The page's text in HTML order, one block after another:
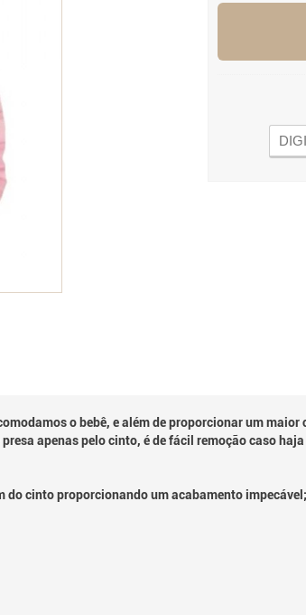
o bebê, e além de proporcionar um
apenas pelo cinto, é de fácil remoção caso
cinto proporcionando um acabamento impecável;